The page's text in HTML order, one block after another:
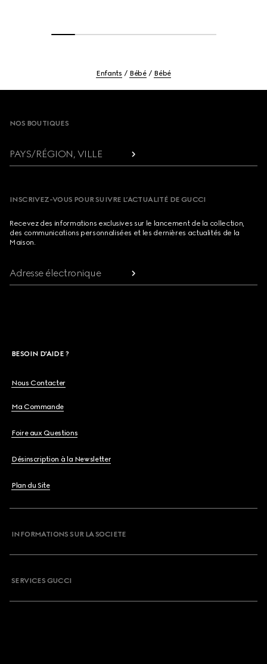
Enfants Bébé Bébé
NOS BOUTIQUES
PAYS/RÉGION, VILLE
INSCRIVEZ-VOUS POUR SUIVRE L’ACTUALITÉ DE GUCCI
Recevez des informations exclusives sur le lancement de la collection,
des communications personnalisées et les dernières actualités de la
Maison.
Adresse électronique
BESOIN D'AIDE ?
Nous Contacter
Ma Commande
Foire aux Questions
Désinscription à la Newsletter
Plan du Site
INFORMATIONS SUR LA SOCIETE
SERVICES GUCCI